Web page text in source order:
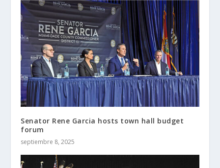
Senator Rene Garcia hosts town hall budget
forum
septiembre 8, 2025